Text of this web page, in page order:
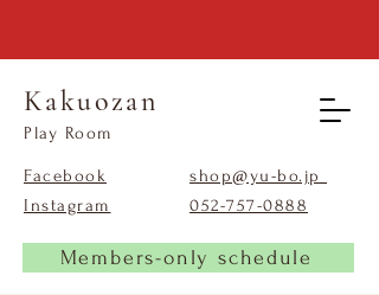
Kakuozan
​Play Room
Facebook
Instagram
shop@yu-bo.jp
​052-757-0888
Members-only schedule